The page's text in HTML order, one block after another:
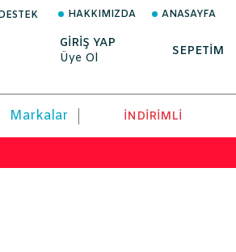
HAKKIMIZDA ANASAYFA
GİRİŞ YAP
Üye Ol
SEPETİM
Markalar İNDİRİMLİ